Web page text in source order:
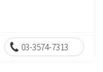
03-3574-7313